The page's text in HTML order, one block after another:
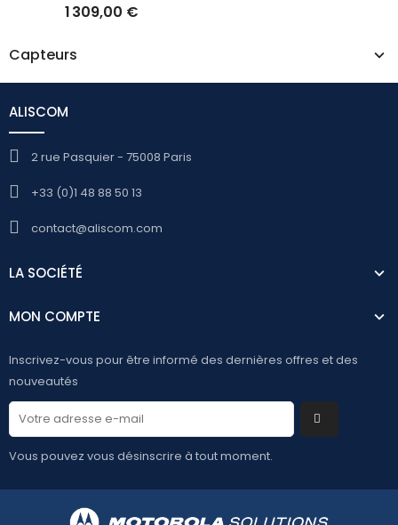
Capteurs
1 309,00 €
ALISCOM
2 rue Pasquier - 75008 Paris
+33 (0)1 48 88 50 13
contact@aliscom.com
LA SOCIÉTÉ
MON COMPTE
Inscrivez-vous pour être informé des dernières offres et des
nouveautés
Vous pouvez vous désinscrire à tout moment.